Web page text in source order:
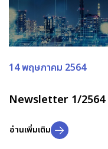
14 พฤษภาคม 2564
Newsletter 1/2564
อ่านเพิ่มเติม